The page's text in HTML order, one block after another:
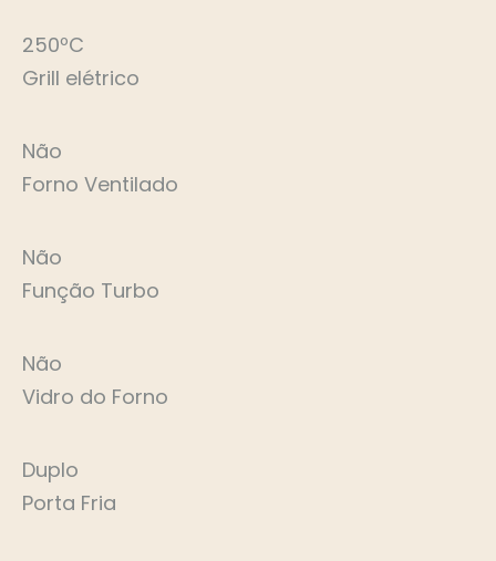
250ºC
Grill elétrico
Não
Forno Ventilado
Não
Função Turbo
Não
Vidro do Forno
Duplo
Porta Fria